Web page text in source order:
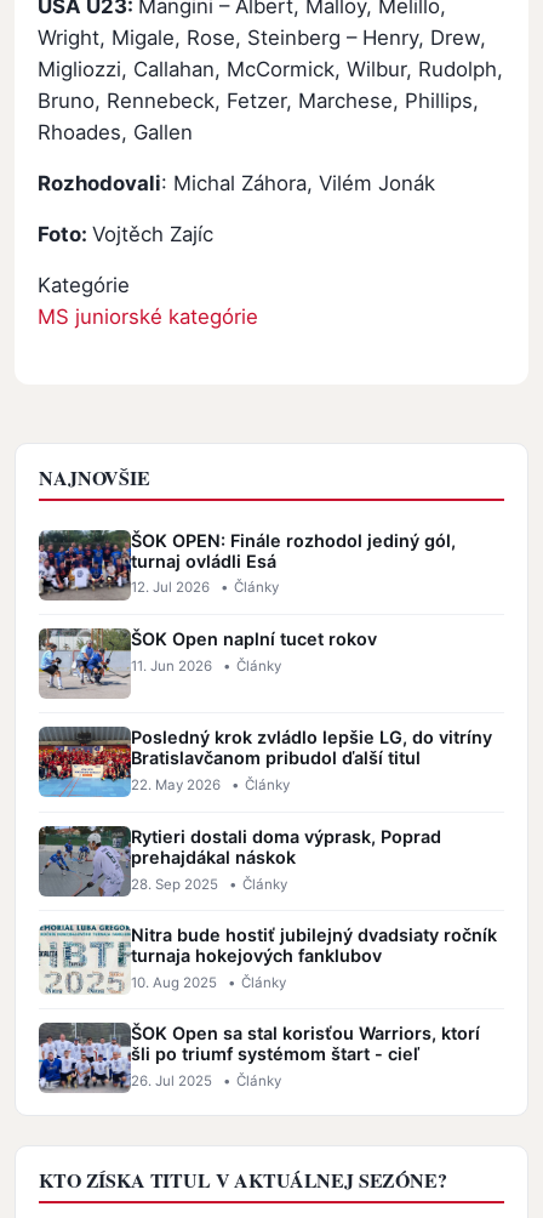
USA U23: Mangini – Albert, Malloy, Melillo,
Wright, Migale, Rose, Steinberg – Henry, Drew,
Migliozzi, Callahan, McCormick, Wilbur, Rudolph,
Bruno, Rennebeck, Fetzer, Marchese, Phillips,
Rhoades, Gallen
Rozhodovali: Michal Záhora, Vilém Jonák
Foto:Vojtěch Zajíc
Kategórie
MS juniorské kategórie
NAJNOVŠIE
ŠOK OPEN: Finále rozhodol jediný gól,
turnaj ovládli Esá
12. Jul 2026 • Články
ŠOK Open naplní tucet rokov
11. Jun 2026 • Články
Posledný krok zvládlo lepšie LG, do vitríny
Bratislavčanom pribudol ďalší titul
22. May 2026 • Články
Rytieri dostali doma výprask, Poprad
prehajdákal náskok
28. Sep 2025 • Články
Nitra bude hostiť jubilejný dvadsiaty ročník
turnaja hokejových fanklubov
10. Aug 2025 • Články
ŠOK Open sa stal korisťou Warriors, ktorí
šli po triumf systémom štart - cieľ
26. Jul 2025 • Články
KTO ZÍSKA TITUL V AKTUÁLNEJ SEZÓNE?